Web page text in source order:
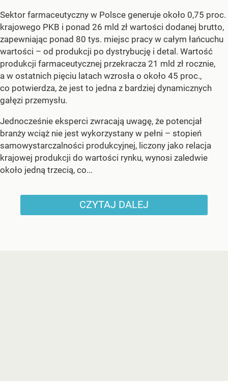
Sektor farmaceutyczny w Polsce generuje około 0,75 proc.
krajowego PKB i ponad 26 mld zł wartości dodanej brutto,
zapewniając ponad 80 tys. miejsc pracy w całym łańcuchu
wartości – od produkcji po dystrybucję i detal. Wartość
produkcji farmaceutycznej przekracza 21 mld zł rocznie,
a w ostatnich pięciu latach wzrosła o około 45 proc.,
co potwierdza, że jest to jedna z bardziej dynamicznych
gałęzi przemysłu.
Jednocześnie eksperci zwracają uwagę, że potencjał
branży wciąż nie jest wykorzystany w pełni – stopień
samowystarczalności produkcyjnej, liczony jako relacja
krajowej produkcji do wartości rynku, wynosi zaledwie
około jedną trzecią, co...
CZYTAJ DALEJ